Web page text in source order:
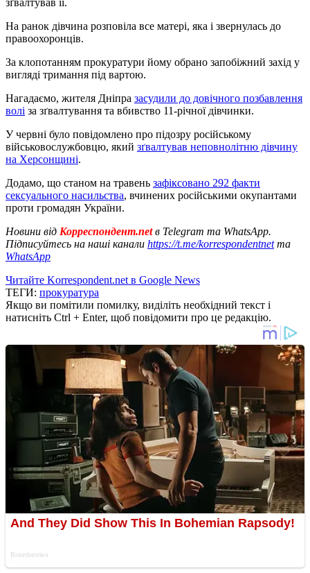
На ранок дівчина розповіла все матері, яка і звернулась до
правоохоронців.
За клопотанням прокуратури йому обрано запобіжний захід у
вигляді тримання під вартою.
Нагадаємо, жителя Дніпра засудили до довічного позбавлення
волі за зґвалтування та вбивство 11-річної дівчинки.
У червні було повідомлено про підозру російському
військовослужбовцю, який зґвалтував неповнолітню дівчину
на Херсонщині.
Додамо, що станом на травень зафіксовано 292 факти
сексуального насильства, вчинених російськими окупантами
проти громадян України.
Новини від Корреспондент.netв Telegram та WhatsApp.
Підписуйтесь на наші канали https://t.me/korrespondentnetта
WhatsApp
Читайте Korrespondent.net в Google News
ТЕГИ: прокуратура
Якщо ви помітили помилку, виділіть необхідний текст і
натисніть Ctrl + Enter, щоб повідомити про це редакцію.